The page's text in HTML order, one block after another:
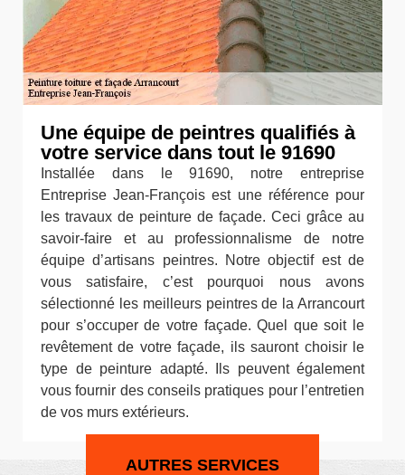
Une équipe de peintres qualifiés à
votre service dans tout le 91690
Installée dans le 91690, notre entreprise
Entreprise Jean-François est une référence pour
les travaux de peinture de façade. Ceci grâce au
savoir-faire et au professionnalisme de notre
équipe d’artisans peintres. Notre objectif est de
vous satisfaire, c’est pourquoi nous avons
sélectionné les meilleurs peintres de la Arrancourt
pour s’occuper de votre façade. Quel que soit le
revêtement de votre façade, ils sauront choisir le
type de peinture adapté. Ils peuvent également
vous fournir des conseils pratiques pour l’entretien
de vos murs extérieurs.
AUTRES SERVICES